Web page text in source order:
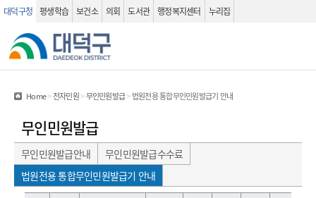
대덕구청 평생학습 보건소 의회 도서관 행정복지센터 누리집
Home>전자민원>무인민원발급>법원전용 통합무인민원발급기 안내
무인민원발급
무인민원발급안내
무인민원발급수수료
법원전용 통합무인민원발급기 안내